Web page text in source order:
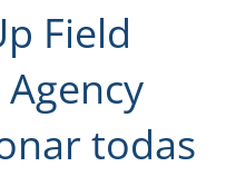
Field
todas